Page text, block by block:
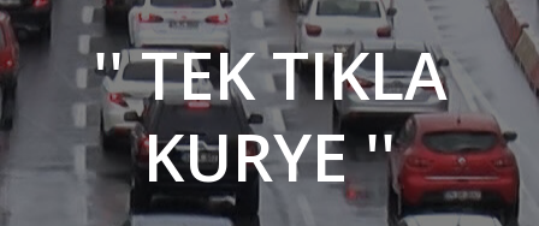
'' TEK TIKLA
KURYE ''